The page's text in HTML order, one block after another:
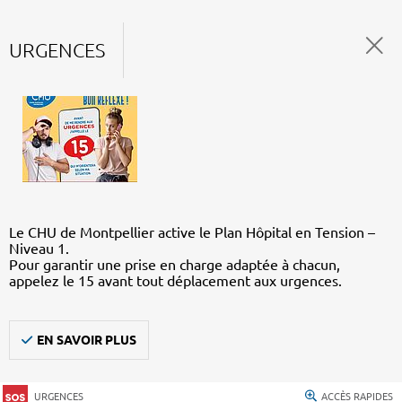
URGENCES
Le CHU de Montpellier active le Plan Hôpital en Tension –
Niveau 1.
Pour garantir une prise en charge adaptée à chacun,
appelez le 15 avant tout déplacement aux urgences.
EN SAVOIR PLUS
URGENCES ACCÈS RAPIDES